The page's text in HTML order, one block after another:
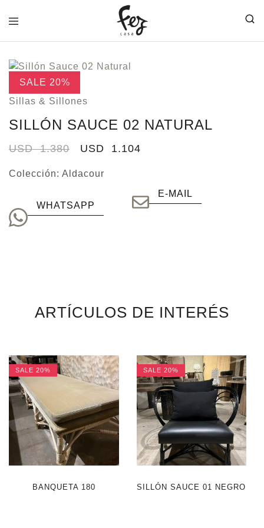
CASA
SALE 20%
Sillas & Sillones
SILLÓN SAUCE 02 NATURAL
USD1.380 USD 1.104
Colección: Aldacour
WHATSAPP
E-MAIL
ARTÍCULOS DE INTERÉS
SALE 20%
BANQUETA 180
SALE 20%
SILLÓN SAUCE 01 NEGRO